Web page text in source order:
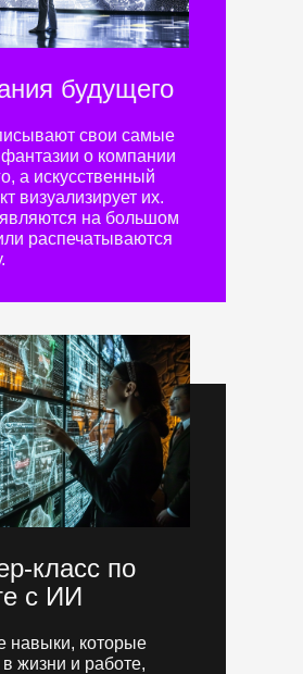
свои самые
о компании
а искусственный
визуализирует их.
на большом
распечатываются
будущего
навыки, которые
в жизни и работе,
класс по
с ИИ